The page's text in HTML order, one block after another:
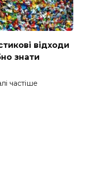
відходи
знати
частіше